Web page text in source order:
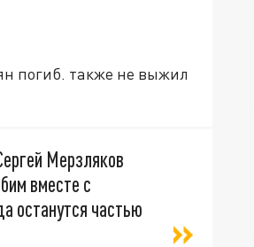
погиб. также не выжил
Мерзляков
вместе с
останутся частью